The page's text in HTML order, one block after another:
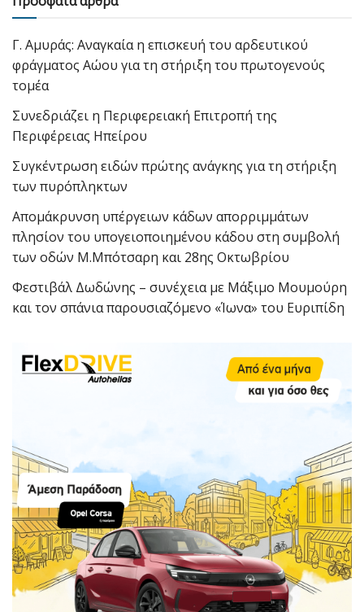
Γ. Αμυράς: Αναγκαία η επισκευή του αρδευτικού
φράγματος Αώου για τη στήριξη του πρωτογενούς
τομέα
Συνεδριάζει η Περιφερειακή Επιτροπή της
Περιφέρειας Ηπείρου
Συγκέντρωση ειδών πρώτης ανάγκης για τη στήριξη
των πυρόπληκτων
Απομάκρυνση υπέργειων κάδων απορριμμάτων
πλησίον του υπογειοποιημένου κάδου στη συμβολή
των οδών Μ.Μπότσαρη και 28ης Οκτωβρίου
Φεστιβάλ Δωδώνης – συνέχεια με Μάξιμο Μουμούρη
και τον σπάνια παρουσιαζόμενο «Ίωνα» του Ευριπίδη